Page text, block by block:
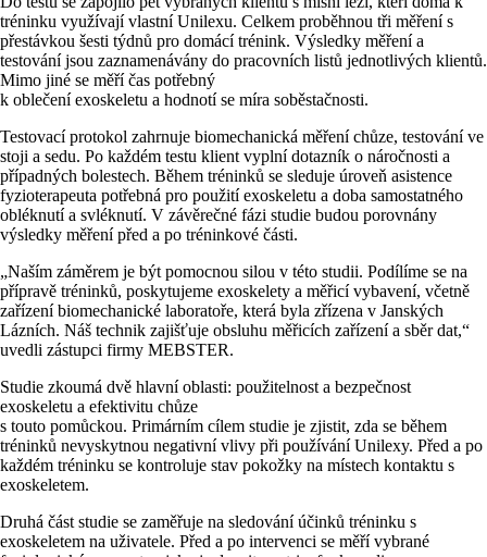
tréninku využívají vlastní Unilexu. Celkem proběhnou tři měření s
přestávkou šesti týdnů pro domácí trénink. Výsledky měření a
testování jsou zaznamenávány do pracovních listů jednotlivých klientů.
Mimo jiné se měří čas potřebný
k oblečení exoskeletu a hodnotí se míra soběstačnosti.
Testovací protokol zahrnuje biomechanická měření chůze, testování ve
stoji a sedu. Po každém testu klient vyplní dotazník o náročnosti a
případných bolestech. Během tréninků se sleduje úroveň asistence
fyzioterapeuta potřebná pro použití exoskeletu a doba samostatného
obléknutí a svléknutí. V závěrečné fázi studie budou porovnány
výsledky měření před a po tréninkové části.
„Naším záměrem je být pomocnou silou v této studii. Podílíme se na
přípravě tréninků, poskytujeme exoskelety a měřicí vybavení, včetně
zařízení biomechanické laboratoře, která byla zřízena v Janských
Lázních. Náš technik zajišťuje obsluhu měřicích zařízení a sběr dat,“
uvedli zástupci firmy MEBSTER.
Studie zkoumá dvě hlavní oblasti: použitelnost a bezpečnost
exoskeletu a efektivitu chůze
s touto pomůckou. Primárním cílem studie je zjistit, zda se během
tréninků nevyskytnou negativní vlivy při používání Unilexy. Před a po
každém tréninku se kontroluje stav pokožky na místech kontaktu s
exoskeletem.
Druhá část studie se zaměřuje na sledování účinků tréninku s
exoskeletem na uživatele. Před a po intervenci se měří vybrané